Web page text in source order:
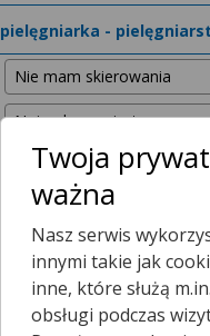
Nie znaleźliśmy żadnych
zwiększyliśmy promień
Twoja
ważna
Nasz serwis
innymi takie jak
inne, które służą
obsługi podczas